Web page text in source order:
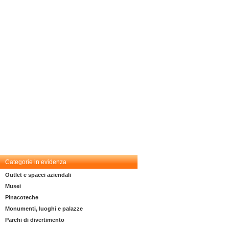
Categorie in evidenza
Outlet e spacci aziendali
Musei
Pinacoteche
Monumenti, luoghi e palazze
Parchi di divertimento